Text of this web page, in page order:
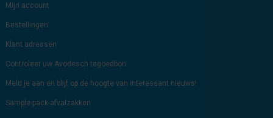
Mijn account
Bestellingen
Klant adressen
Controleer uw Avodesch tegoedbon
Meld je aan en blijf op de hoogte van interessant nieuws!
Sample-pack-afvalzakken